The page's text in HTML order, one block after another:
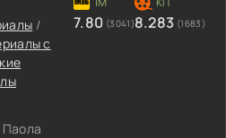
/
с
Паола
7.80 (3041)8.283 (1683)